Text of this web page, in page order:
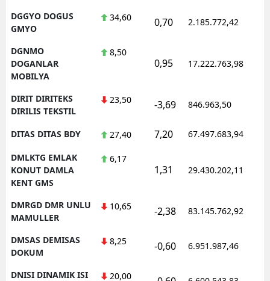
DGGYO DOGUS
GMYO
34,60 0,70 2.185.772,42
DGNMO
DOGANLAR
MOBILYA
8,50
0,95 17.222.763,98
DIRIT DIRITEKS
DIRILIS TEKSTIL
23,50 -3,69 846.963,50
DITAS DITAS BDY 27,40 7,20 67.497.683,94
DMLKTG EMLAK
KONUT DAMLA
KENT GMS
6,17
1,31 29.430.202,11
DMRGD DMR UNLU
MAMULLER
10,65 -2,38 83.145.762,92
DMSAS DEMISAS
DOKUM
8,25 -0,60 6.951.987,46
DNISI DINAMIK ISI 20,00